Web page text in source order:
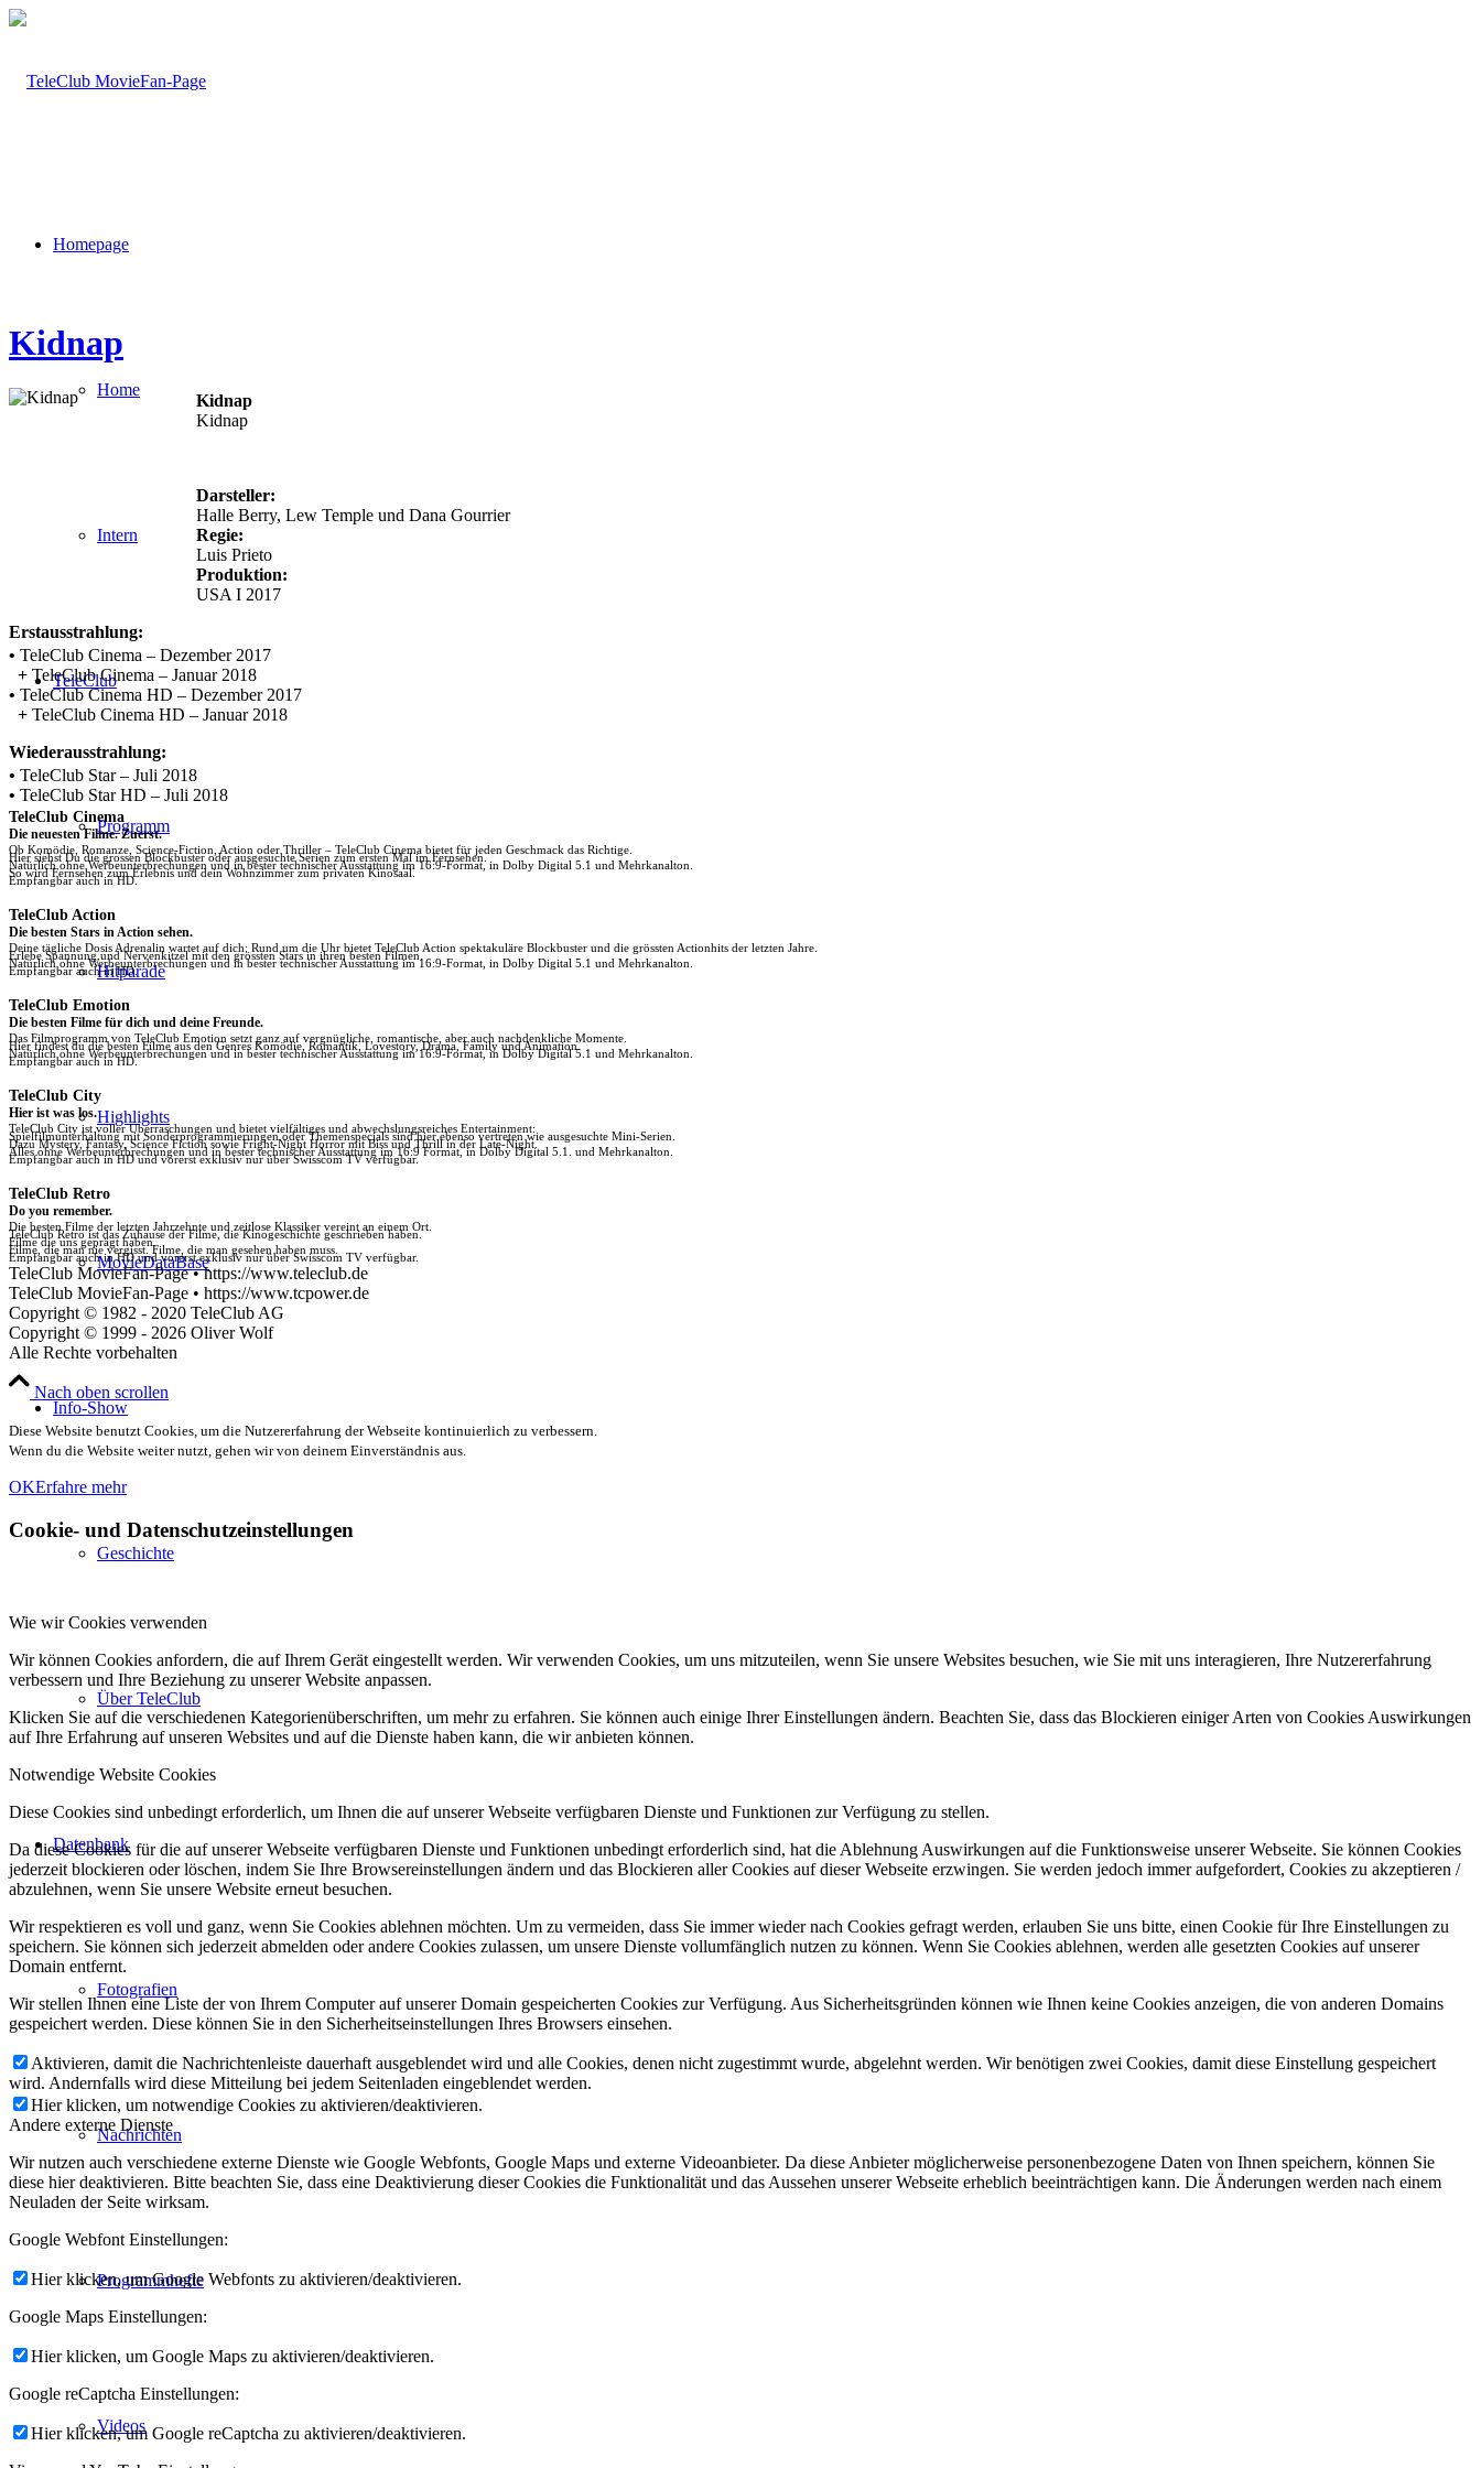
Homepage
Home
Intern
TeleClub
Programm
Hitparade
Highlights
MovieDataBase
Info-Show
Geschichte
Über TeleClub
Datenbank
Fotografien
Nachrichten
Programmhefte
Videos
Kidnap
Kidnap
Kidnap
Darsteller:
Halle Berry, Lew Temple und Dana Gourrier
Regie:
Luis Prieto
Produktion:
USA I 2017
Erstausstrahlung:
• TeleClub Cinema – Dezember 2017
+ TeleClub Cinema – Januar 2018
• TeleClub Cinema HD – Dezember 2017
+ TeleClub Cinema HD – Januar 2018
Wiederausstrahlung:
• TeleClub Star – Juli 2018
• TeleClub Star HD – Juli 2018
TeleClub Cinema
Die neuesten Filme. Zuerst.
Ob Komödie, Romanze, Science-Fiction, Action oder Thriller – TeleClub Cinema bietet für jeden Geschmack das Richtige.
Hier siehst Du die grossen Blockbuster oder ausgesuchte Serien zum ersten Mal im Fernsehen.
Natürlich ohne Werbeunterbrechungen und in bester technischer Ausstattung im 16:9-Format, in Dolby Digital 5.1 und Mehrkanalton.
So wird Fernsehen zum Erlebnis und dein Wohnzimmer zum privaten Kinosaal.
Empfangbar auch in HD.
TeleClub Action
Die besten Stars in Action sehen.
Deine tägliche Dosis Adrenalin wartet auf dich: Rund um die Uhr bietet TeleClub Action spektakuläre Blockbuster und die grössten Actionhits der letzten Jahre.
Erlebe Spannung und Nervenkitzel mit den grössten Stars in ihren besten Filmen.
Natürlich ohne Werbeunterbrechungen und in bester technischer Ausstattung im 16:9-Format, in Dolby Digital 5.1 und Mehrkanalton.
Empfangbar auch in HD.
TeleClub Emotion
Die besten Filme für dich und deine Freunde.
Das Filmprogramm von TeleClub Emotion setzt ganz auf vergnügliche, romantische, aber auch nachdenkliche Momente.
Hier findest du die besten Filme aus den Genres Komödie, Romantik, Lovestory, Drama, Family und Animation.
Natürlich ohne Werbeunterbrechungen und in bester technischer Ausstattung im 16:9-Format, in Dolby Digital 5.1 und Mehrkanalton.
Empfangbar auch in HD.
TeleClub City
Hier ist was los.
TeleClub City ist voller Überraschungen und bietet vielfältiges und abwechslungsreiches Entertainment:
Spielfilmunterhaltung mit Sonderprogrammierungen oder Themenspecials sind hier ebenso vertreten wie ausgesuchte Mini-Serien.
Dazu Mystery, Fantasy, Science Fiction sowie Fright-Night Horror mit Biss und Thrill in der Late-Night.
Alles ohne Werbeunterbrechungen und in bester technischer Ausstattung im 16:9 Format, in Dolby Digital 5.1. und Mehrkanalton.
Empfangbar auch in HD und vorerst exklusiv nur über Swisscom TV verfügbar.
TeleClub Retro
Do you remember.
Die besten Filme der letzten Jahrzehnte und zeitlose Klassiker vereint an einem Ort.
TeleClub Retro ist das Zuhause der Filme, die Kinogeschichte geschrieben haben.
Filme die uns geprägt haben.
Filme, die man nie vergisst. Filme, die man gesehen haben muss.
Empfangbar auch in HD und vorerst exklusiv nur über Swisscom TV verfügbar.
TeleClub MovieFan-Page • https://www.teleclub.de
TeleClub MovieFan-Page • https://www.tcpower.de
Copyright © 1982 - 2020 TeleClub AG
Copyright © 1999 - 2026 Oliver Wolf
Alle Rechte vorbehalten
Nach oben scrollen
Diese Website benutzt Cookies, um die Nutzererfahrung der Webseite kontinuierlich zu verbessern.
Wenn du die Website weiter nutzt, gehen wir von deinem Einverständnis aus.
OKErfahre mehr
Cookie- und Datenschutzeinstellungen
Wie wir Cookies verwenden
Wir können Cookies anfordern, die auf Ihrem Gerät eingestellt werden. Wir verwenden Cookies, um uns mitzuteilen, wenn Sie unsere Websites besuchen, wie Sie mit uns interagieren, Ihre Nutzererfahrung
verbessern und Ihre Beziehung zu unserer Website anpassen.
Klicken Sie auf die verschiedenen Kategorienüberschriften, um mehr zu erfahren. Sie können auch einige Ihrer Einstellungen ändern. Beachten Sie, dass das Blockieren einiger Arten von Cookies Auswirkungen
auf Ihre Erfahrung auf unseren Websites und auf die Dienste haben kann, die wir anbieten können.
Notwendige Website Cookies
Diese Cookies sind unbedingt erforderlich, um Ihnen die auf unserer Webseite verfügbaren Dienste und Funktionen zur Verfügung zu stellen.
Da diese Cookies für die auf unserer Webseite verfügbaren Dienste und Funktionen unbedingt erforderlich sind, hat die Ablehnung Auswirkungen auf die Funktionsweise unserer Webseite. Sie können Cookies
jederzeit blockieren oder löschen, indem Sie Ihre Browsereinstellungen ändern und das Blockieren aller Cookies auf dieser Webseite erzwingen. Sie werden jedoch immer aufgefordert, Cookies zu akzeptieren /
abzulehnen, wenn Sie unsere Website erneut besuchen.
Wir respektieren es voll und ganz, wenn Sie Cookies ablehnen möchten. Um zu vermeiden, dass Sie immer wieder nach Cookies gefragt werden, erlauben Sie uns bitte, einen Cookie für Ihre Einstellungen zu
speichern. Sie können sich jederzeit abmelden oder andere Cookies zulassen, um unsere Dienste vollumfänglich nutzen zu können. Wenn Sie Cookies ablehnen, werden alle gesetzten Cookies auf unserer
Domain entfernt.
Wir stellen Ihnen eine Liste der von Ihrem Computer auf unserer Domain gespeicherten Cookies zur Verfügung. Aus Sicherheitsgründen können wie Ihnen keine Cookies anzeigen, die von anderen Domains
gespeichert werden. Diese können Sie in den Sicherheitseinstellungen Ihres Browsers einsehen.
Aktivieren, damit die Nachrichtenleiste dauerhaft ausgeblendet wird und alle Cookies, denen nicht zugestimmt wurde, abgelehnt werden. Wir benötigen zwei Cookies, damit diese Einstellung gespeichert
wird. Andernfalls wird diese Mitteilung bei jedem Seitenladen eingeblendet werden.
Hier klicken, um notwendige Cookies zu aktivieren/deaktivieren.
Andere externe Dienste
Wir nutzen auch verschiedene externe Dienste wie Google Webfonts, Google Maps und externe Videoanbieter. Da diese Anbieter möglicherweise personenbezogene Daten von Ihnen speichern, können Sie
diese hier deaktivieren. Bitte beachten Sie, dass eine Deaktivierung dieser Cookies die Funktionalität und das Aussehen unserer Webseite erheblich beeinträchtigen kann. Die Änderungen werden nach einem
Neuladen der Seite wirksam.
Google Webfont Einstellungen:
Hier klicken, um Google Webfonts zu aktivieren/deaktivieren.
Google Maps Einstellungen:
Hier klicken, um Google Maps zu aktivieren/deaktivieren.
Google reCaptcha Einstellungen:
Hier klicken, um Google reCaptcha zu aktivieren/deaktivieren.